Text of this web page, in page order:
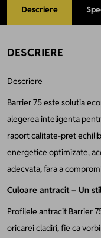
Descriere
DESCRIERE
Descriere
Barrier 75 este solutia
alegerea inteligenta
raport calitate-pret
energetice optimizate,
adecvata, fara a
Culoare antracit – Un
Profilele antracit Barrier
oricarei cladiri, fie ca